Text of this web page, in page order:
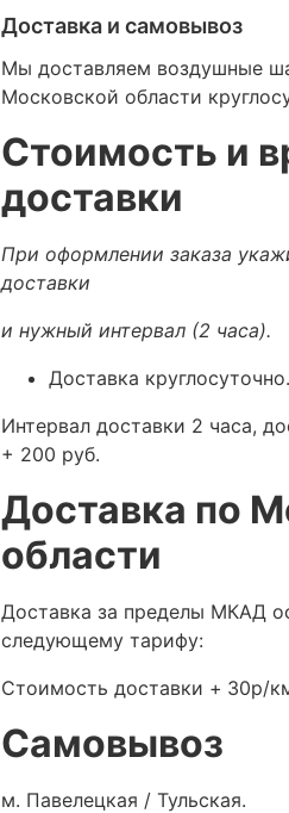
Доставка и самовывоз
Мы доставляем воздушные
Московской области
Стоимость и
доставки
При оформлении заказа
доставки
и нужный интервал (2 часа).
Доставка круглосуточно.
Интервал доставки 2 часа,
+ 200 руб.
Доставка по
области
Доставка за пределы МКАД
следующему тарифу:
Стоимость доставки + 30р/
Самовывоз
м. Павелецкая / Тульская.